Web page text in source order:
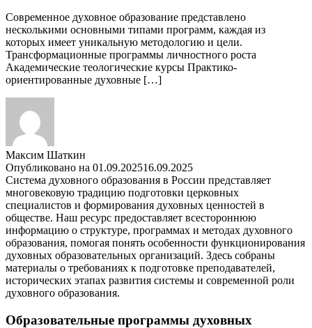
Современное духовное образование представлено
несколькими основными типами программ, каждая из
которых имеет уникальную методологию и цели.
Трансформационные программы личностного роста
Академические теологические курсы Практико-
ориентированные духовные […]
Максим Шаткин
Опубликовано на 01.09.202516.09.2025
Система духовного образования в России представляет
многовековую традицию подготовки церковных
специалистов и формирования духовных ценностей в
обществе. Наш ресурс предоставляет всестороннюю
информацию о структуре, программах и методах духовного
образования, помогая понять особенности функционирования
духовных образовательных организаций. Здесь собраны
материалы о требованиях к подготовке преподавателей,
исторических этапах развития системы и современной роли
духовного образования.
Образовательные программы духовных